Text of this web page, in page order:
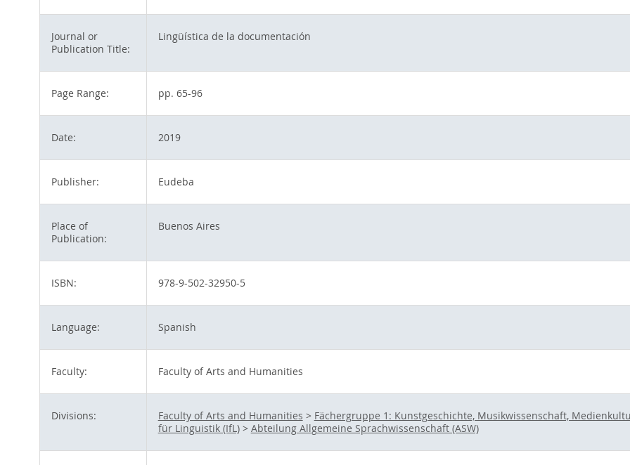
Journal or
Publication Title:
Lingüística de la documentación
Page Range: pp. 65-96
Date: 2019
Publisher: Eudeba
Place of
Publication:
Buenos Aires
ISBN: 978-9-502-32950-5
Language: Spanish
Faculty: Faculty of Arts and Humanities
Divisions: Faculty of Arts and Humanities > Fächergruppe 1: Kunstgeschichte, Musikwissenschaft,
für Linguistik (IfL)> Abteilung Allgemeine Sprachwissenschaft (ASW)